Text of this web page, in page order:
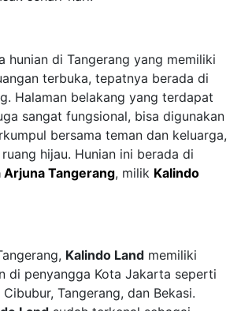
hunian di Tangerang yang memiliki
terbuka, tepatnya berada di
Halaman belakang yang terdapat
sangat fungsional, bisa digunakan
bersama teman dan keluarga,
hijau. Hunian ini berada di
Arjuna Tangerang, milik Kalindo
Kalindo Land memiliki
di penyangga Kota Jakarta seperti
Tangerang, dan Bekasi.